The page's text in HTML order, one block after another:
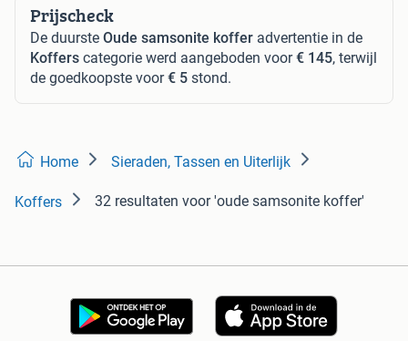
Prijscheck
De duurste Oude samsonite koffer advertentie in de
Koffers categorie werd aangeboden voor€ 145, terwijl
de goedkoopste voor€ 5 stond.
Home Sieraden, Tassen en Uiterlijk
Koffers 32 resultaten voor 'oude samsonite koffer'